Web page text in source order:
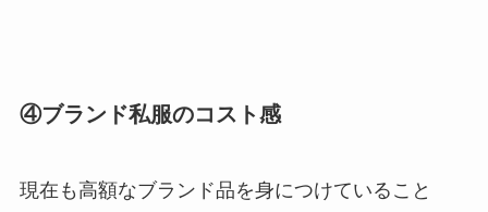
④ブランド私服のコスト感
現在も高額なブランド品を身につけていること